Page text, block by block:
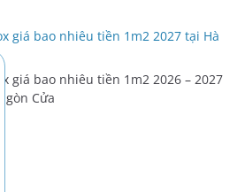
giá bao nhiêu tiền 1m2 2027 tại Hà
giá bao nhiêu tiền 1m2 2026 – 2027
gòn Cửa